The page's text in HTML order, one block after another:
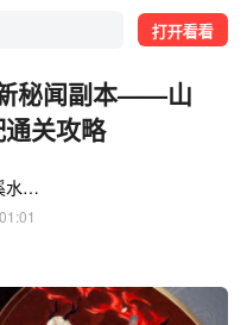
打开看看
秘闻副本——山
关攻略
正能量溪水JOs